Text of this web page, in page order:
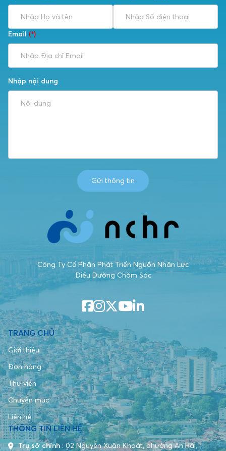
Email (*)
Nhập nội dung
Gửi thông tin
Công Ty Cổ Phần Phát Triển Nguồn Nhân Lực
Điều Dưỡng Chăm Sóc
TRANG CHỦ
Giới thiệu
Đơn hàng
Thư viện
Chuyên mục
Liên hệ
THÔNG TIN LIÊN HỆ
Trụ sở chính : 02 Nguyễn Xuân Khoát, phường An Hải,